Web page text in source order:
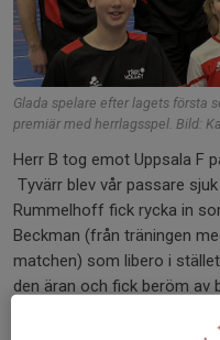
Glada spelare efter lagets första
premiär med herrlagsspel. Bild:
Herr B tog emot Uppsala F
Tyvärr blev vår passare
Rummelhoff fick rycka in
Beckman (från träningen
matchen) som libero i
den äran och fick beröm av